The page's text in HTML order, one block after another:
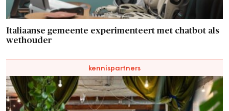
Italiaanse gemeente experimenteert met chatbot als
wethouder
kennispartners